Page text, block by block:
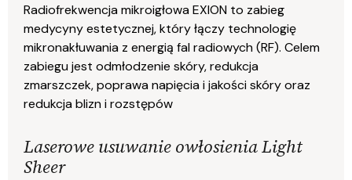
Radiofrekwencja mikroigłowa EXION to zabieg
medycyny estetycznej, który łączy technologię
mikronakłuwania z energią fal radiowych (RF). Celem
zabiegu jest odmłodzenie skóry, redukcja
zmarszczek, poprawa napięcia i jakości skóry oraz
redukcja blizn i rozstępów
Laserowe usuwanie owłosienia Light
Sheer